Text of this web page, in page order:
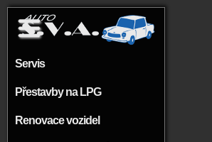
Přejít k hlavnímu obsahu
Servis
Přestavby na LPG
Renovace vozidel